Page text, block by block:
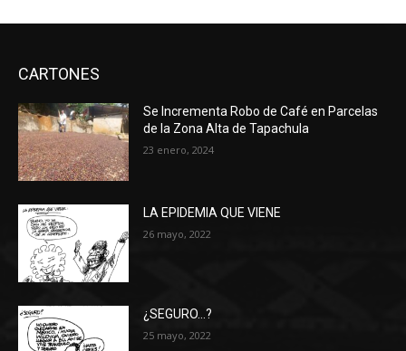
CARTONES
Se Incrementa Robo de Café en Parcelas
de la Zona Alta de Tapachula
23 enero, 2024
LA EPIDEMIA QUE VIENE
26 mayo, 2022
¿SEGURO…?
25 mayo, 2022